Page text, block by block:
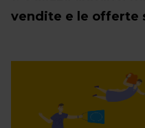
vendite e le offerte